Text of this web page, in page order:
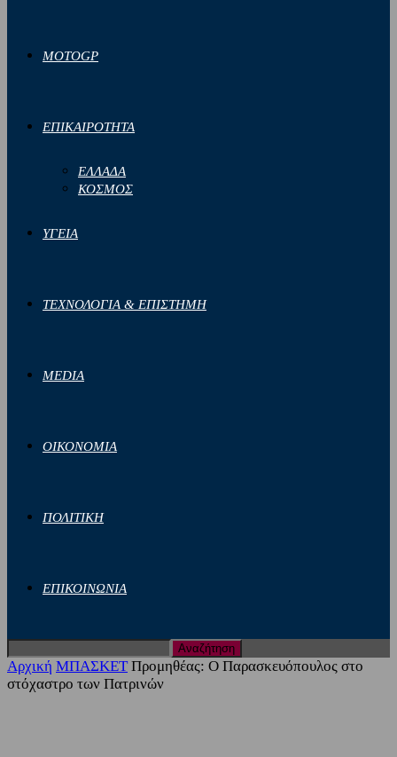
MOTOGP
ΕΠΙΚΑΙΡΟΤΗΤΑ
ΕΛΛΑΔΑ
ΚΟΣΜΟΣ
ΥΓΕΙΑ
ΤΕΧΝΟΛΟΓΙΑ & ΕΠΙΣΤΗΜΗ
MEDIA
ΟΙΚΟΝΟΜΙΑ
ΠΟΛΙΤΙΚΗ
ΕΠΙΚΟΙΝΩΝΙΑ
Αρχική ΜΠΑΣΚΕΤ Προμηθέας: Ο Παρασκευόπουλος στο
στόχαστρο των Πατρινών